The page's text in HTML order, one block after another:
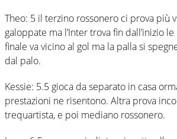
Theo: 5 il terzino rossonero ci prova più
galoppate ma l’Inter trova fin dall’inizio
finale va vicino al gol ma la palla si
dal palo.
Kessie: 5.5 gioca da separato in casa
prestazioni ne risentono. Altra prova
trequartista, e poi mediano rossonero.